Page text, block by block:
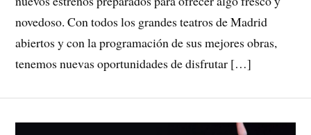
novedoso. Con todos los grandes teatros de Madrid
abiertos y con la programación de sus mejores obras,
tenemos nuevas oportunidades de disfrutar […]